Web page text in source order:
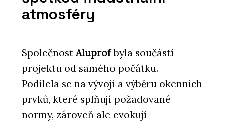
atmosféry
SpolečnostAluprofbyla součástí
projektu od samého počátku.
Podílela se na vývoji a výběru okenních
prvků, které splňují požadované
normy, zároveň ale evokují